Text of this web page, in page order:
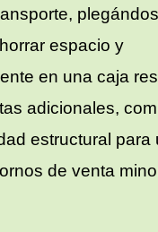
espacio y
en una caja
adicionales,
estructural para
de venta